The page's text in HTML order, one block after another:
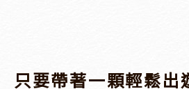
只要帶著一顆輕鬆出